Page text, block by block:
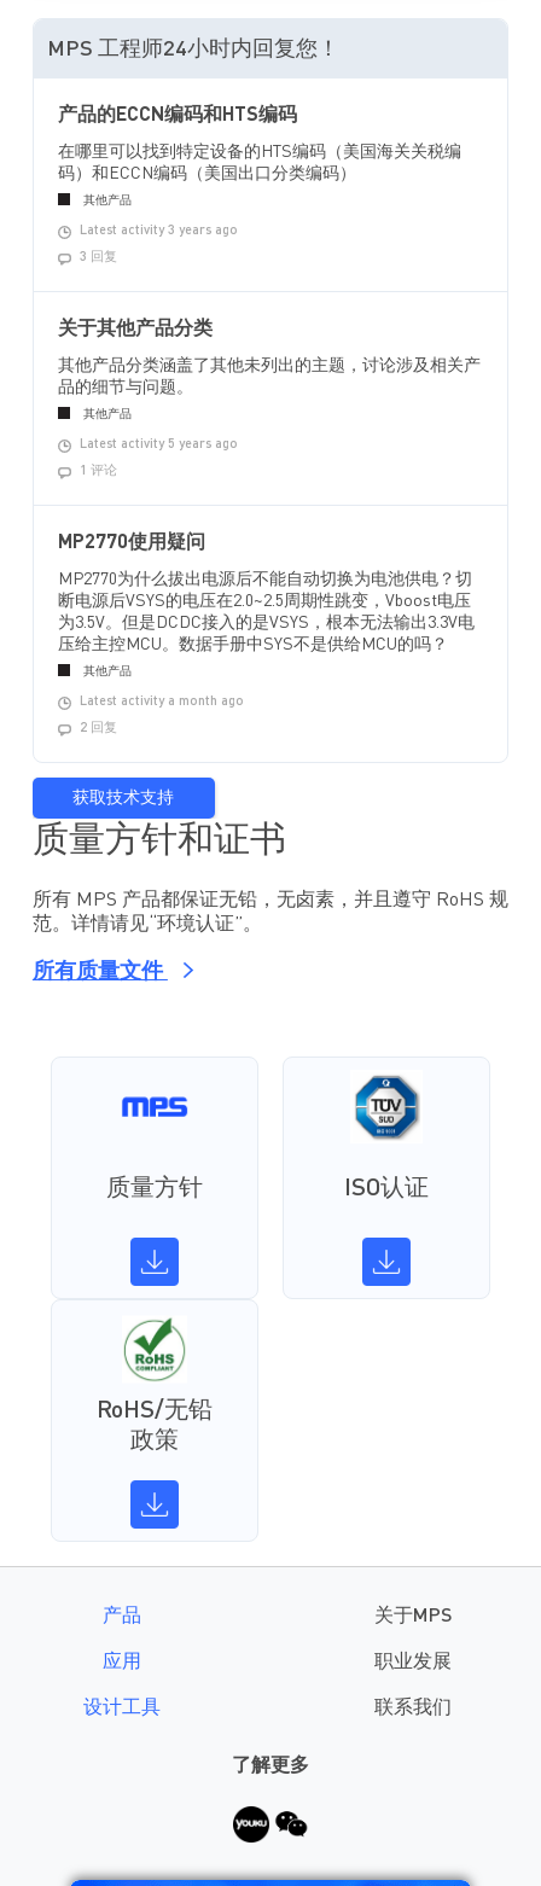
MPS 工程师24小时内回复您！
产品的ECCN编码和HTS编码
在哪里可以找到特定设备的HTS编码（美国海关关税编
码）和ECCN编码（美国出口分类编码）
其他产品
Latest activity 3 years ago
3 回复
关于其他产品分类
其他产品分类涵盖了其他未列出的主题，讨论涉及相关产
品的细节与问题。
其他产品
Latest activity 5 years ago
1 评论
MP2770使用疑问
MP2770为什么拔出电源后不能自动切换为电池供电？切
断电源后VSYS的电压在2.0~2.5周期性跳变，Vboost电压
为3.5V。但是DCDC接入的是VSYS，根本无法输出3.3V电
压给主控MCU。数据手册中SYS不是供给MCU的吗？
其他产品
Latest activity a month ago
2 回复
获取技术支持
质量方针和证书
所有 MPS 产品都保证无铅，无卤素，并且遵守 RoHS 规
范。详情请见“环境认证”。
所有质量文件
质量方针 ISO认证
RoHS/无铅
政策
产品
应用
设计工具
关于MPS
职业发展
联系我们
了解更多